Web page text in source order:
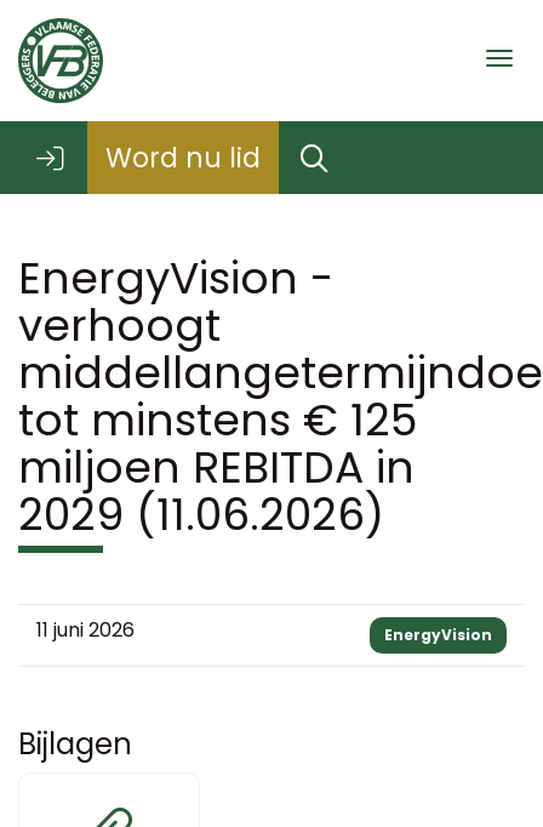
Word nu lid
EnergyVision -
verhoogt
tot minstens € 125
miljoen REBITDA in
2029 (11.06.2026)
11 juni 2026 EnergyVision
Bijlagen